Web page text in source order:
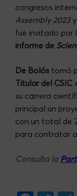
congresos
Assembly 2023y
fue invitado por
informe de
De Bolós tomó
Titular del CSIC
su carrera
principal un
con un total de
para contratar
Consulta la